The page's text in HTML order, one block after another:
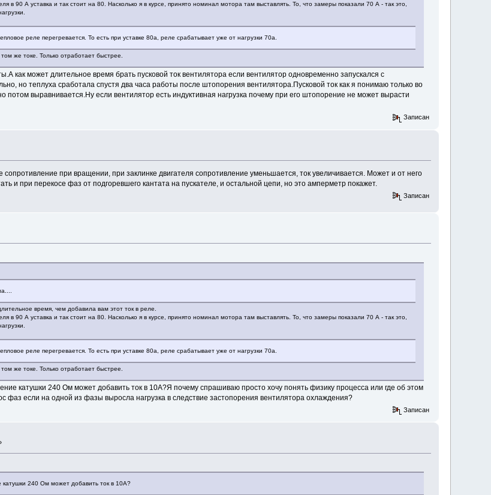
в 90 А уставка и так стоит на 80. Насколько я в курсе, принято номинал мотора там выставлять. То, что замеры показали 70 А - так это,
реле перегревается. То есть при уставке 80а, реле срабатывает уже от нагрузки 70а.
же токе. Только отработает быстрее.
как может длительное время брать пусковой ток вентилятора если вентилятор одновременно запускался с
но теплуха сработала спустя два часа работы после штопорения вентилятора.Пусковой ток как я понимаю только во
потом выравнивается.Ну если вентилятор есть индуктивная нагрузка почему при его штопорение не может вырасти
Записан
сопротивление при вращении, при заклинке двигателя сопротивление уменьшается, ток увеличивается. Может и от него
и при перекосе фаз от подгоревшего кантата на пускателе, и остальной цепи, но это амперметр покажет.
Записан
время, чем добавила вам этот ток в реле.
в 90 А уставка и так стоит на 80. Насколько я в курсе, принято номинал мотора там выставлять. То, что замеры показали 70 А - так это,
реле перегревается. То есть при уставке 80а, реле срабатывает уже от нагрузки 70а.
же токе. Только отработает быстрее.
катушки 240 Ом может добавить ток в 10А?Я почему спрашиваю просто хочу понять физику процесса или где об этом
фаз если на одной из фазы выросла нагрузка в следствие застопорения вентилятора охлаждения?
Записан
катушки 240 Ом может добавить ток в 10А?